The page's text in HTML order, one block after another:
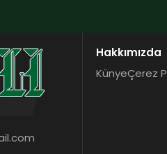
Hakkımızda
KünyeÇerez